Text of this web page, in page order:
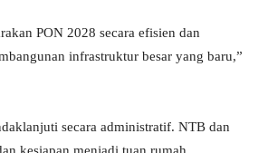
PON 2028 secara efisien dan
infrastruktur besar yang baru,”
secara administratif. NTB dan